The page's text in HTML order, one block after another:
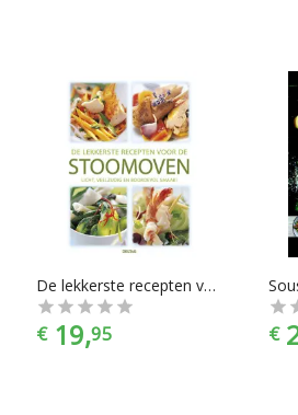
De lekkerste recepten voor de stoomoven
€ 19,95 €